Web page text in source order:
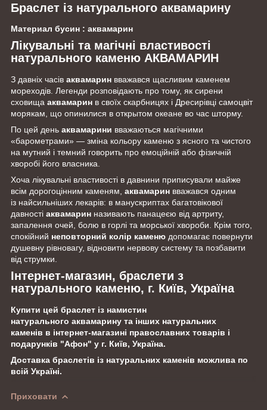
Браслет із натурального аквамарину
Материал бусин : аквамарин
Лікувальні та магічні властивості
натурального каменю АКВАМАРИН
З давніх часів аквамарин вважався щасливим каменем
мореходів. Легенди розповідають про тому, як сирени
сховища аквамарин в своїх скарбницях і Дресирівці самоцвіт
морякам, що опинилися в открытом океане во час шторму.
По цей день аквамарини вважаються магічними
«барометрами» — зміна кольору каменю з ясного та чистого
на мутний і темний говорить про емоційній або фізичній
хворобі його власника.
Хоча лікувальні властивості в давнини приписували майже
всім дорогоцінним каменям, аквамарин вважався одним
із найсильніших лекарів: в манускриптах багатовікової
давності аквамарин називають панацеєю від артриту,
запалення очей, болю в горлі та морської хвороби. Крім того,
спокійний неповторний колір каменю допомагає повернути
душевну рівновагу, відновити нервову систему та позбавити
від струмки.
Інтернет-магазин, браслети з
натурального каменю, г. Київ, Україна
Купити цей браслет із намистин
натурального аквамарину та інших натуральних
каменів в інтернет-магазині православних товарів і
подарунків "Афон" у г. Київ, Україна.
Доставка браслетів із натуральних каменів можлива по
всій Україні.
Приховати